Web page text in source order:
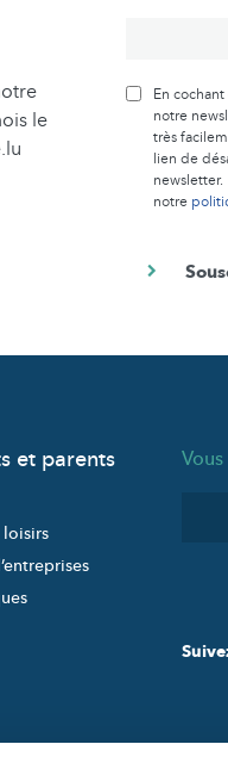
le
En
notre
très
lien de
notre
et parents